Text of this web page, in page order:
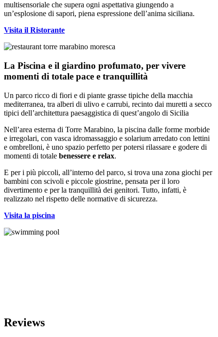
multisensoriale che supera ogni aspettativa giungendo a
un’esplosione di sapori, piena espressione dell’anima siciliana.
Visita il Ristorante
La Piscina e il giardino profumato, per vivere
momenti di totale pace e tranquillità
Un parco ricco di fiori e di piante grasse tipiche della macchia
mediterranea, tra alberi di ulivo e carrubi, recinto dai muretti a secco
tipici dell’architettura paesaggistica di quest’angolo di Sicilia
Nell’area esterna di Torre Marabino, la piscina dalle forme morbide
e irregolari, con vasca idromassaggio e solarium arredato con lettini
e ombrelloni, è uno spazio perfetto per potersi rilassare e godere di
momenti di totale benessere e relax.
E per i più piccoli, all’interno del parco, si trova una zona giochi per
bambini con scivoli e piccole giostrine, pensata per il loro
divertimento e per la tranquillità dei genitori. Tutto, infatti, è
realizzato nel rispetto delle normative di sicurezza.
Visita la piscina
Reviews